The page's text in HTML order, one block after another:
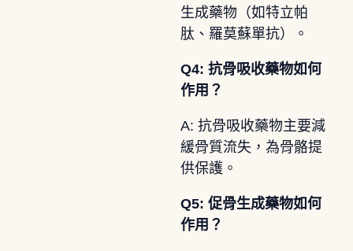
生成藥物（如特立帕
肽、羅莫蘇單抗）。
Q4: 抗骨吸收藥物如何
作用？
A: 抗骨吸收藥物主要減
緩骨質流失，為骨骼提
供保護。
Q5: 促骨生成藥物如何
作用？